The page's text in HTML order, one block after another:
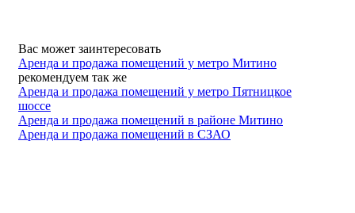
Вас может заинтересовать
Аренда и продажа помещений у метро Митино
рекомендуем так же
Аренда и продажа помещений у метро Пятницкое
шоссе
Аренда и продажа помещений в районе Митино
Аренда и продажа помещений в СЗАО